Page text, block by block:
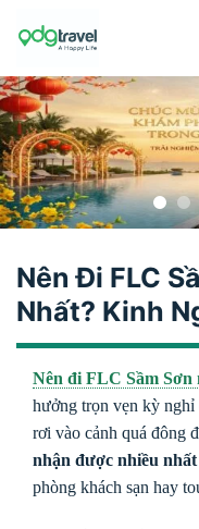
Nên Đi FLC
Nhất? Kinh
Nên đi FLC Sầm Sơn
hưởng trọn vẹn kỳ
rơi vào cảnh quá đông
nhận được nhiều nhất
phòng khách sạn hay